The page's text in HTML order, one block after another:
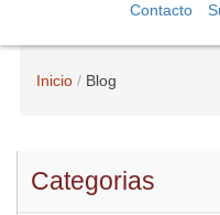
Contacto
Inicio Blog
Categorias